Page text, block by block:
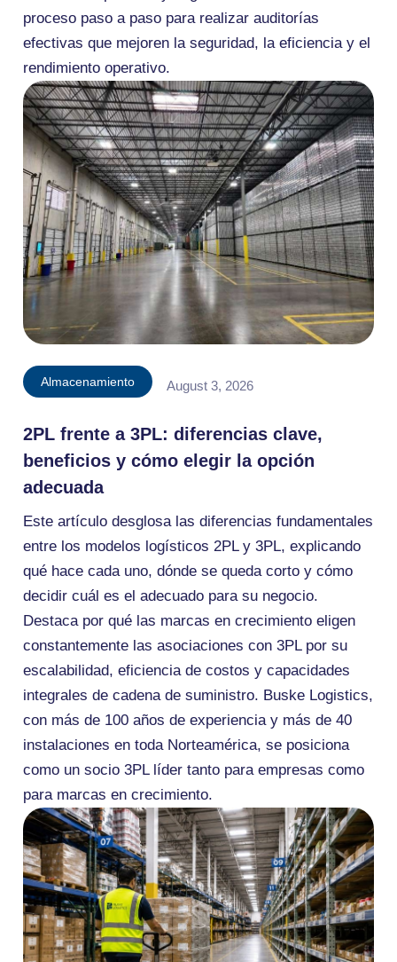
proceso paso a paso para realizar auditorías
efectivas que mejoren la seguridad, la eficiencia y el
rendimiento operativo.
Almacenamiento August 3, 2026
2PL frente a 3PL: diferencias clave,
beneficios y cómo elegir la opción
adecuada
Este artículo desglosa las diferencias fundamentales
entre los modelos logísticos 2PL y 3PL, explicando
qué hace cada uno, dónde se queda corto y cómo
decidir cuál es el adecuado para su negocio.
Destaca por qué las marcas en crecimiento eligen
constantemente las asociaciones con 3PL por su
escalabilidad, eficiencia de costos y capacidades
integrales de cadena de suministro. Buske Logistics,
con más de 100 años de experiencia y más de 40
instalaciones en toda Norteamérica, se posiciona
como un socio 3PL líder tanto para empresas como
para marcas en crecimiento.